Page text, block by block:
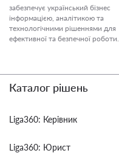
забезпечує український бізнес
інформацією, аналітикою та
технологічними рішеннями для
ефективної та безпечної роботи.
Каталог рішень
Liga360: Керівник
Liga360: Юрист